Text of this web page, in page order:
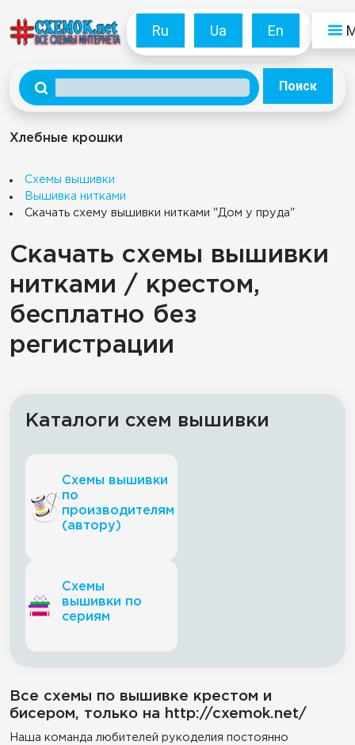
Ru Ua En
Поиск
Хлебные крошки
Схемы вышивки
Вышивка нитками
Скачать схему вышивки нитками "Дом у пруда"
Скачать схемы вышивки
нитками / крестом,
бесплатно без
регистрации
Каталоги схем вышивки
Схемы вышивки
по
производителям
(автору)
Схемы
вышивки по
сериям
Все схемы по вышивке крестом и
бисером, только на http://cxemok.net/
Наша команда любителей рукоделия постоянно